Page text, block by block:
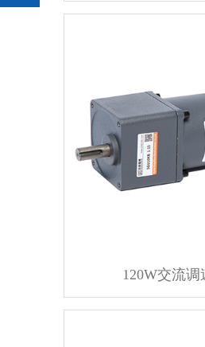
120W交流